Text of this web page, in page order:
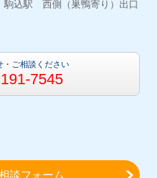
駒込駅 西側（巣鴨寄り）出口
・ご相談ください
7545
談フォーム